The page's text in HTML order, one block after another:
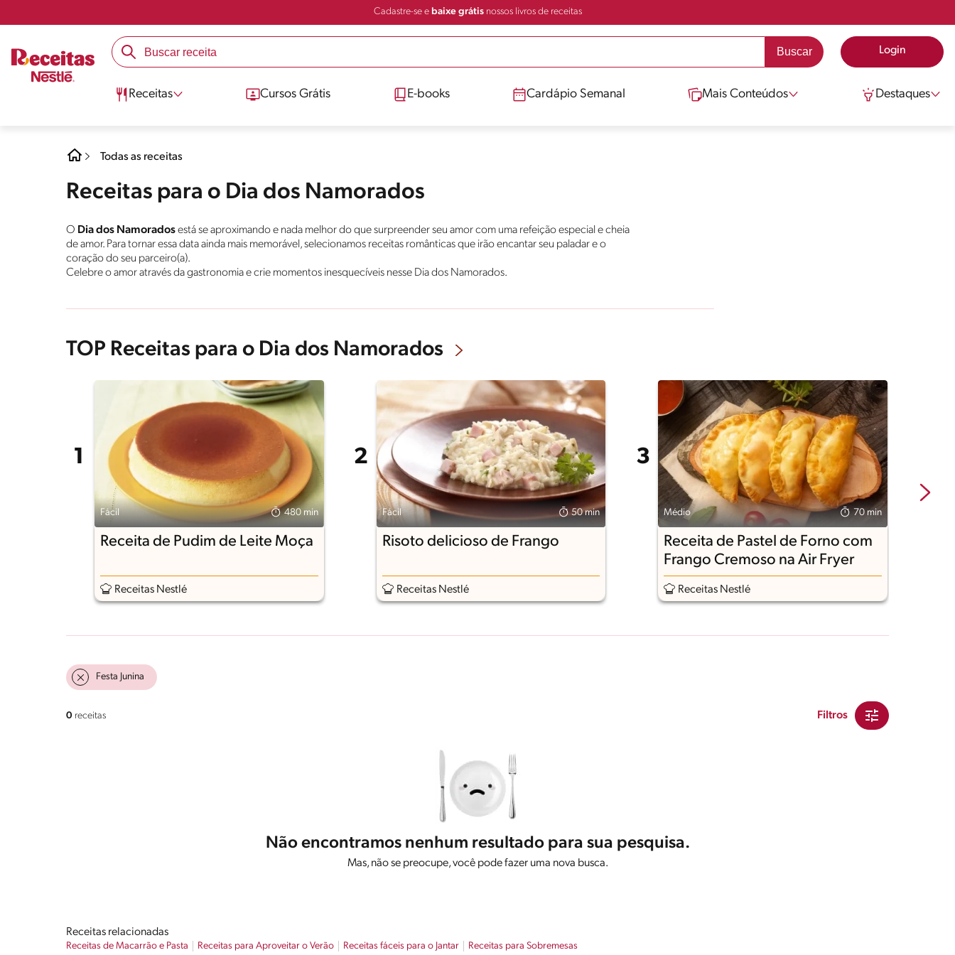
Cadastre-se e baixe grátisnossos livros de receitas
Login
Receitas Cursos Grátis E-books Cardápio Semanal Mais Conteúdos Destaques
Todas as receitas
Receitas para o Dia dos Namorados
O Dia dos Namoradosestá se aproximando e nada melhor do que surpreender seu amor com uma refeição especial e cheia
de amor. Para tornar essa data ainda mais memorável, selecionamos receitas românticas que irão encantar seu paladar e o
coração do seu parceiro(a).
Celebre o amor através da gastronomia e crie momentos inesquecíveis nesse Dia dos Namorados.
TOP Receitas para o Dia dos Namorados
Fácil 480 min
Receita de Pudim de Leite Moça
Receitas Nestlé
Fácil 50 min
Risoto delicioso de Frango
Receitas Nestlé
Médio 70 min
Receita de Pastel de Forno com
Frango Cremoso na Air Fryer
Receitas Nestlé
Festa Junina
0 receitas Filtros
Não encontramos nenhum resultado para sua pesquisa.
Mas, não se preocupe, você pode fazer uma nova busca.
Receitas relacionadas
Receitas de Macarrão e Pasta Receitas para Aproveitar o Verão Receitas fáceis para o Jantar Receitas para Sobremesas